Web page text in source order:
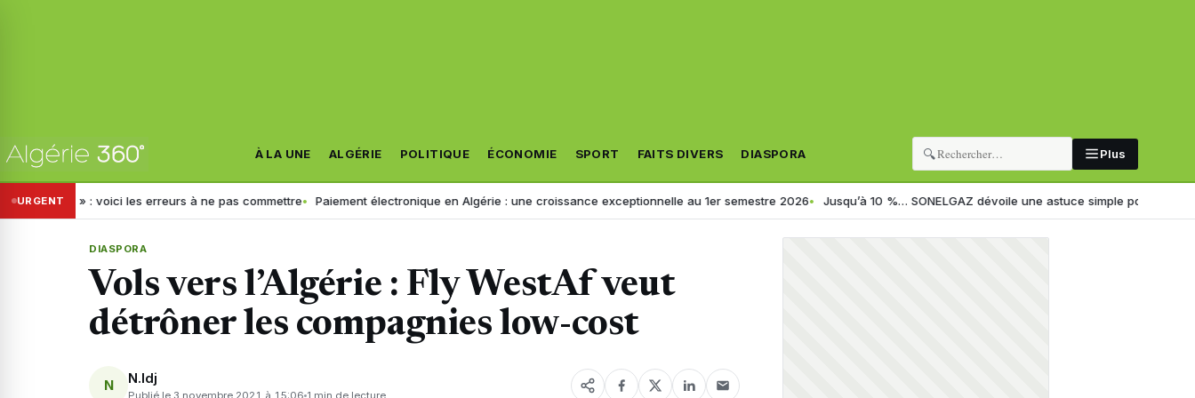
À LA UNE ALGÉRIE POLITIQUE ÉCONOMIE SPORT FAITS DIVERS DIASPORA 🔍 Plus
URGENT
» : voici les erreurs à ne pas commettre Paiement électronique en Algérie : une croissance exceptionnelle au 1er semestre 2026 Jusqu’à 10 %… SONELGAZ dévoile une astuce simple pour réduire sa
DIASPORA
Vols vers l’Algérie : Fly WestAf veut
détrôner les compagnies low-cost
N N.Idj
Publié le 3 novembre 2021 à 15:06 1 min de lecture